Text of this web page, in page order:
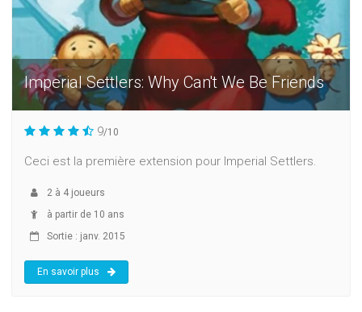
Imperial Settlers: Why Can't We Be Friends
9/10
Ceci est la première extension pour Imperial Settlers.
2 à 4 joueurs
à partir de 10 ans
Sortie : janv. 2015
En savoir plus